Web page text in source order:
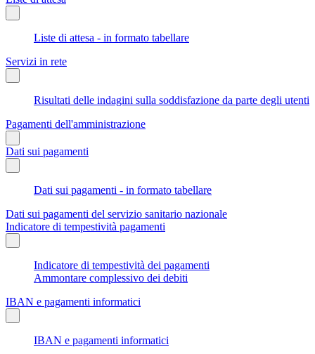
Liste di attesa - in formato tabellare
Servizi in rete
Risultati delle indagini sulla soddisfazione da parte degli utenti
Pagamenti dell'amministrazione
Dati sui pagamenti
Dati sui pagamenti - in formato tabellare
Dati sui pagamenti del servizio sanitario nazionale
Indicatore di tempestività pagamenti
Indicatore di tempestività dei pagamenti
Ammontare complessivo dei debiti
IBAN e pagamenti informatici
IBAN e pagamenti informatici